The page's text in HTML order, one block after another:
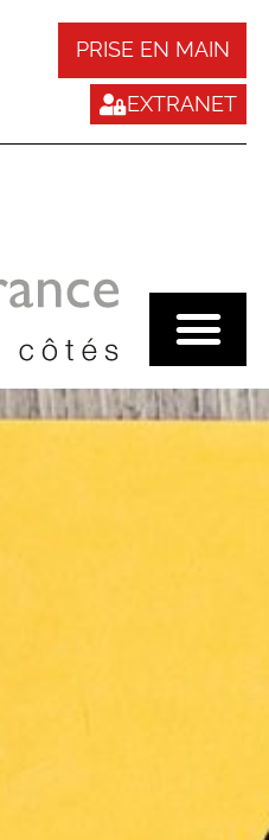
PRISE EN MAIN
EXTRANET